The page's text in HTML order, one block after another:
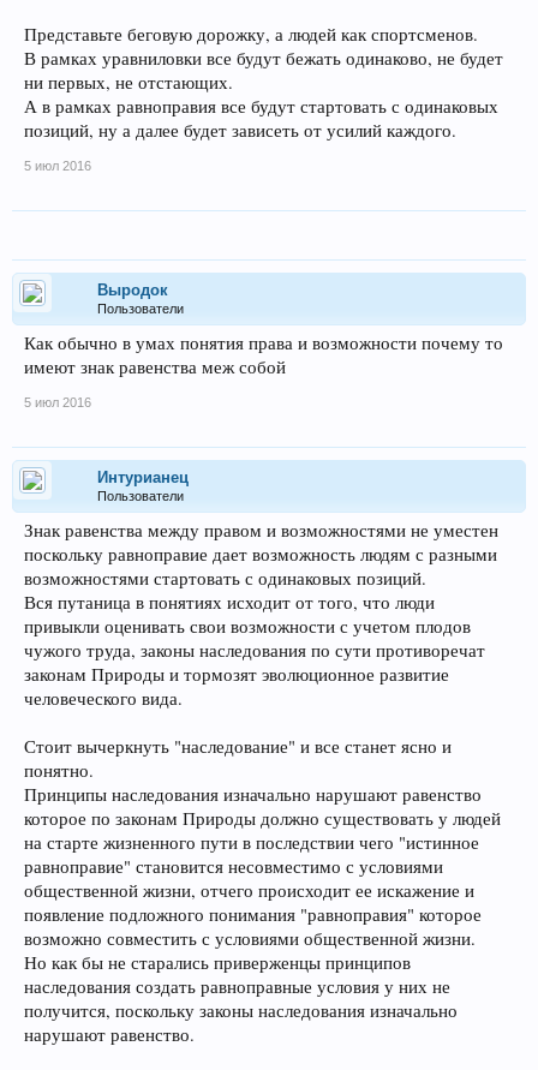
Представьте беговую дорожку, а людей как спортсменов.
В рамках уравниловки все будут бежать одинаково, не будет
ни первых, не отстающих.
А в рамках равноправия все будут стартовать с одинаковых
позиций, ну а далее будет зависеть от усилий каждого.
5 июл 2016
Выродок
Пользователи
Как обычно в умах понятия права и возможности почему то
имеют знак равенства меж собой
5 июл 2016
Интурианец
Пользователи
Знак равенства между правом и возможностями не уместен
поскольку равноправие дает возможность людям с разными
возможностями стартовать с одинаковых позиций.
Вся путаница в понятиях исходит от того, что люди
привыкли оценивать свои возможности с учетом плодов
чужого труда, законы наследования по сути противоречат
законам Природы и тормозят эволюционное развитие
человеческого вида.
Стоит вычеркнуть "наследование" и все станет ясно и
понятно.
Принципы наследования изначально нарушают равенство
которое по законам Природы должно существовать у людей
на старте жизненного пути в последствии чего "истинное
равноправие" становится несовместимо с условиями
общественной жизни, отчего происходит ее искажение и
появление подложного понимания "равноправия" которое
возможно совместить с условиями общественной жизни.
Но как бы не старались приверженцы принципов
наследования создать равноправные условия у них не
получится, поскольку законы наследования изначально
нарушают равенство.